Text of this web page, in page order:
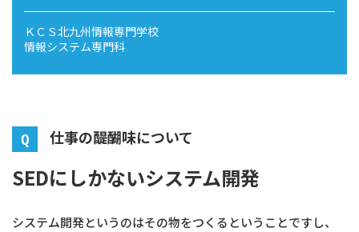
オープンカンパニー
募集要項
ＫＣＳ北九州情報専門学校
情報システム専門科
仕事の醍醐味について
SEDにしかないシステム開発
システム開発というのはその物をつくるということですし、